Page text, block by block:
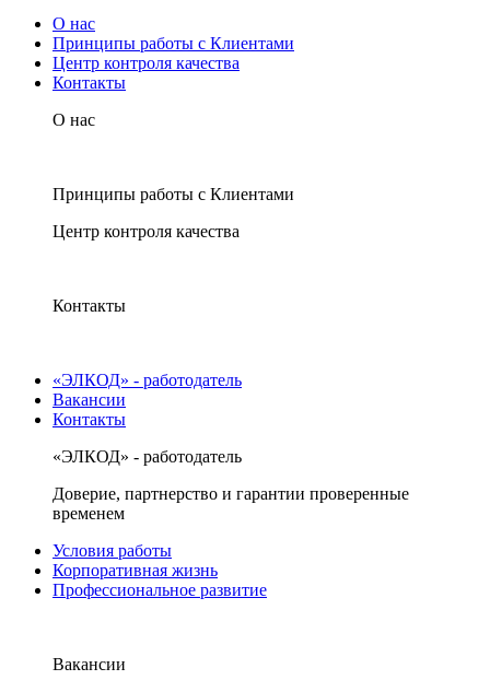
О нас
Принципы работы с Клиентами
Центр контроля качества
Контакты
О нас
Принципы работы с Клиентами
Центр контроля качества
Контакты
«ЭЛКОД» - работодатель
Вакансии
Контакты
«ЭЛКОД» - работодатель
Доверие, партнерство и гарантии проверенные
временем
Условия работы
Корпоративная жизнь
Профессиональное развитие
Вакансии